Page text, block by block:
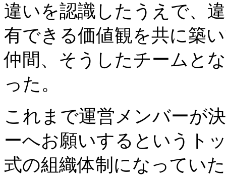
違いを認識したうえで、
有できる価値観を共に築
仲間、そうしたチームと
った。
これまで運営メンバーが
ーへお願いするというト
式の組織体制になってい